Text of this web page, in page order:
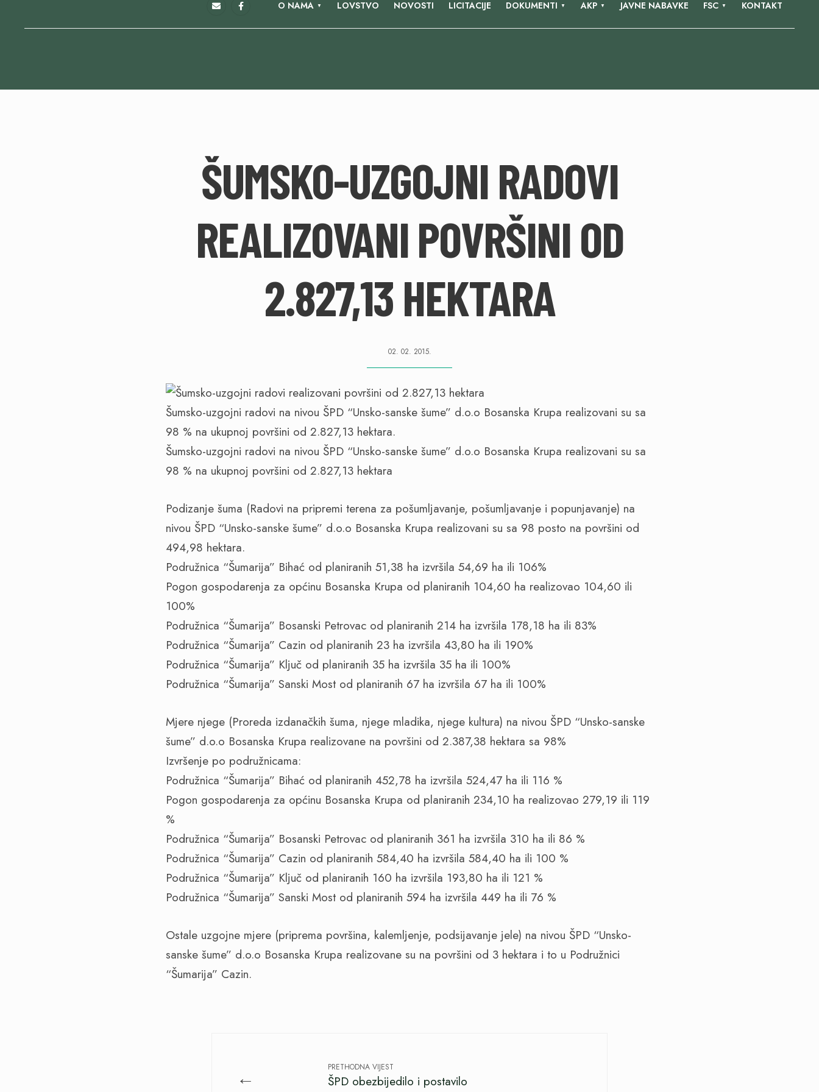
O NAMA LOVSTVO NOVOSTI LICITACIJE DOKUMENTI AKP JAVNE NABAVKE FSC KONTAKT
ŠUMSKO-UZGOJNI RADOVI
REALIZOVANI POVRŠINI OD
2.827,13 HEKTARA
02. 02. 2015.
Šumsko-uzgojni radovi na nivou ŠPD “Unsko-sanske šume” d.o.o Bosanska Krupa realizovani su sa
98 % na ukupnoj površini od 2.827,13 hektara.
Šumsko-uzgojni radovi na nivou ŠPD “Unsko-sanske šume” d.o.o Bosanska Krupa realizovani su sa
98 % na ukupnoj površini od 2.827,13 hektara
Podizanje šuma (Radovi na pripremi terena za pošumljavanje, pošumljavanje i popunjavanje) na
nivou ŠPD “Unsko-sanske šume” d.o.o Bosanska Krupa realizovani su sa 98 posto na površini od
494,98 hektara.
Podružnica “Šumarija” Bihać od planiranih 51,38 ha izvršila 54,69 ha ili 106%
Pogon gospodarenja za općinu Bosanska Krupa od planiranih 104,60 ha realizovao 104,60 ili
100%
Podružnica “Šumarija” Bosanski Petrovac od planiranih 214 ha izvršila 178,18 ha ili 83%
Podružnica “Šumarija” Cazin od planiranih 23 ha izvršila 43,80 ha ili 190%
Podružnica “Šumarija” Ključ od planiranih 35 ha izvršila 35 ha ili 100%
Podružnica “Šumarija” Sanski Most od planiranih 67 ha izvršila 67 ha ili 100%
Mjere njege (Proreda izdanačkih šuma, njege mladika, njege kultura) na nivou ŠPD “Unsko-sanske
šume” d.o.o Bosanska Krupa realizovane na površini od 2.387,38 hektara sa 98%
Izvršenje po podružnicama:
Podružnica “Šumarija” Bihać od planiranih 452,78 ha izvršila 524,47 ha ili 116 %
Pogon gospodarenja za općinu Bosanska Krupa od planiranih 234,10 ha realizovao 279,19 ili 119
%
Podružnica “Šumarija” Bosanski Petrovac od planiranih 361 ha izvršila 310 ha ili 86 %
Podružnica “Šumarija” Cazin od planiranih 584,40 ha izvršila 584,40 ha ili 100 %
Podružnica “Šumarija” Ključ od planiranih 160 ha izvršila 193,80 ha ili 121 %
Podružnica “Šumarija” Sanski Most od planiranih 594 ha izvršila 449 ha ili 76 %
Ostale uzgojne mjere (priprema površina, kalemljenje, podsijavanje jele) na nivou ŠPD “Unsko-
sanske šume” d.o.o Bosanska Krupa realizovane su na površini od 3 hektara i to u Podružnici
“Šumarija” Cazin.
← PRETHODNA VIJEST
ŠPD obezbijedilo i postavilo